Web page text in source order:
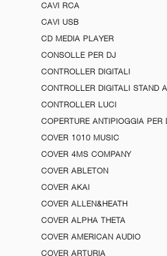
CAVI RCA
CAVI USB
CD MEDIA PLAYER
CONSOLLE PER DJ
CONTROLLER DIGITALI
CONTROLLER DIGITALI STAND
CONTROLLER LUCI
COPERTURE ANTIPIOGGIA PER
COVER 1010 MUSIC
COVER 4MS COMPANY
COVER ABLETON
COVER AKAI
COVER ALLEN&HEATH
COVER ALPHA THETA
COVER AMERICAN AUDIO
COVER ARTURIA